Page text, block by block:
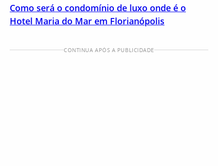
Como será o condomínio de luxo onde é o
Hotel Maria do Mar em Florianópolis
CONTINUA APÓS A PUBLICIDADE